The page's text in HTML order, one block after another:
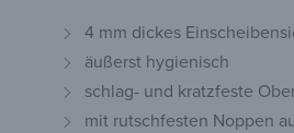
4 mm dickes
äußerst hygienisch
schlag- und kratzfeste
mit rutschfesten Noppen